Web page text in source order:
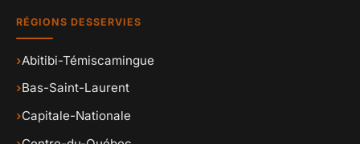
RÉGIONS DESSERVIES
›Abitibi-Témiscamingue
›Bas-Saint-Laurent
›Capitale-Nationale